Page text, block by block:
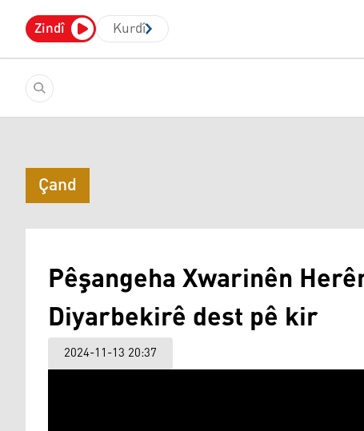
Zindî Kurdî
Çand
Pêşangeha Xwarinên
Diyarbekirê dest pê kir
2024-11-13 20:37